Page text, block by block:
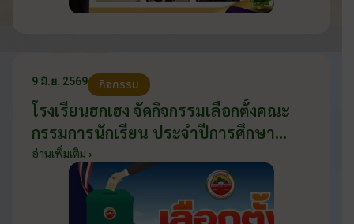
9 มิ.ย. 2569 กิจกรรม
โรงเรียนฮกเฮง จัดกิจกรรมเลือกตั้งคณะ
กรรมการนักเรียน ประจำปีการศึกษา
2569 ส่งเสริมประชาธิปไตยในโรงเรียน
วันที่ 9 มิถุนายน 2569
อ่านเพิ่มเติม ›